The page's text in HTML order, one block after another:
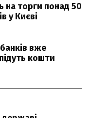
на торги понад 50
у Києві
вже
кошти